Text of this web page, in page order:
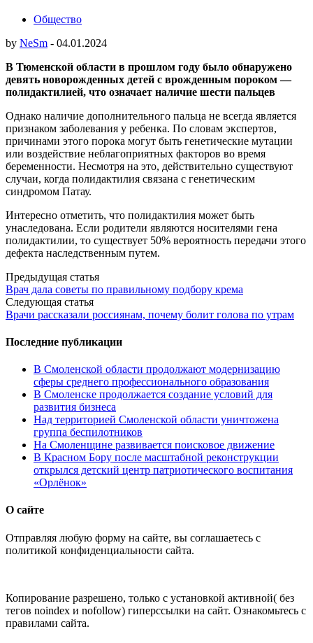
Общество
by NeSm - 04.01.2024
В Тюменской области в прошлом году было обнаружено
девять новорожденных детей с врожденным пороком —
полидактилией, что означает наличие шести пальцев
Однако наличие дополнительного пальца не всегда является
признаком заболевания у ребенка. По словам экспертов,
причинами этого порока могут быть генетические мутации
или воздействие неблагоприятных факторов во время
беременности. Несмотря на это, действительно существуют
случаи, когда полидактилия связана с генетическим
синдромом Патау.
Интересно отметить, что полидактилия может быть
унаследована. Если родители являются носителями гена
полидактилии, то существует 50% вероятность передачи этого
дефекта наследственным путем.
Post
navigation
Предыдущая статья
Врач дала советы по правильному подбору крема
Следующая статья
Врачи рассказали россиянам, почему болит голова по утрам
Последние публикации
В Смоленской области продолжают модернизацию
сферы среднего профессионального образования
В Смоленске продолжается создание условий для
развития бизнеса
Над территорией Смоленской области уничтожена
группа беспилотников
На Смоленщине развивается поисковое движение
В Красном Бору после масштабной реконструкции
открылся детский центр патриотического воспитания
«Орлёнок»
О сайте
Отправляя любую форму на сайте, вы соглашаетесь с
политикой конфиденциальности сайта.
Копирование разрешено, только с установкой активной( без
тегов noindex и nofollow) гиперссылки на сайт. Ознакомьтесь с
правилами сайта.